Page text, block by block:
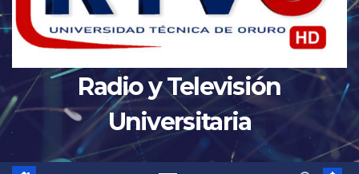
Radio y Televisión
Universitaria